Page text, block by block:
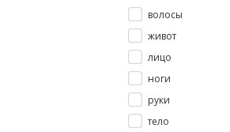
волосы
живот
лицо
ноги
руки
тело